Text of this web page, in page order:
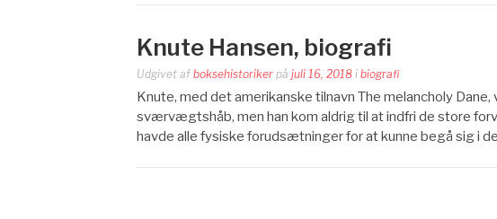
Knute Hansen, biografi
Udgivet af boksehistoriker på juli 16, 2018 i biografi
Knute, med det amerikanske tilnavn The melancholy
sværvægtshåb, men han kom aldrig til at indfri de store
havde alle fysiske forudsætninger for at kunne begå sig i